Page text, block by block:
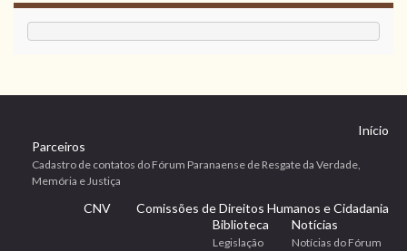
Início
Parceiros
Cadastro de contatos do Fórum Paranaense de Resgate da Verdade,
Memória e Justiça
CNV
Comissões de Direitos Humanos e Cidadania
Biblioteca
Legislação
Notícias
Notícias do Fórum